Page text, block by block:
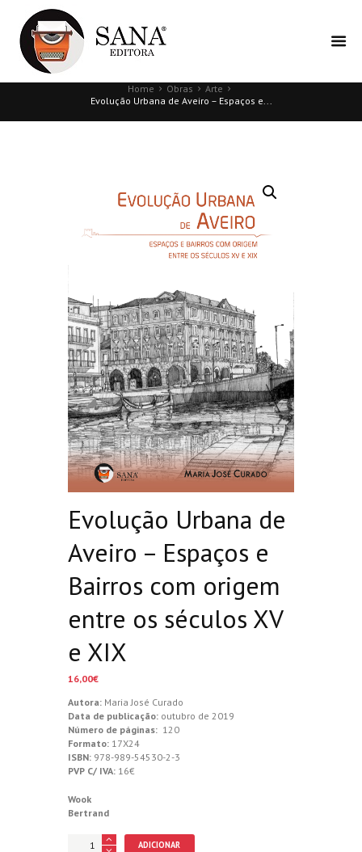
Home Obras
Arte
Evolução Urbana de Aveiro – Espaços e...
Evolução Urbana de
Aveiro – Espaços e
Bairros com origem
entre os séculos XV
e XIX
16,00€
Autora: Maria José Curado
Data de publicação: outubro de 2019
Número de páginas: 120
Formato: 17X24
ISBN: 978-989-54530-2-3
PVP C/ IVA: 16€
Wook
Bertrand
Quantidade
ADICIONAR